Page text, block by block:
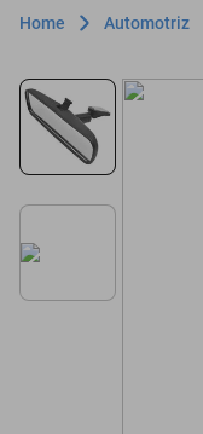
Automotriz